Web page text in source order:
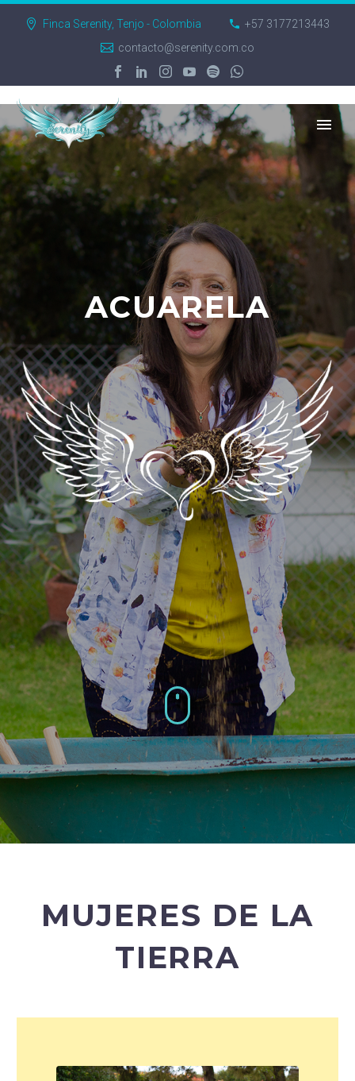
Finca Serenity, Tenjo - Colombia
+57 3177213443
contacto@serenity.com.co
ACUARELA
MUJERES DE LA
TIERRA